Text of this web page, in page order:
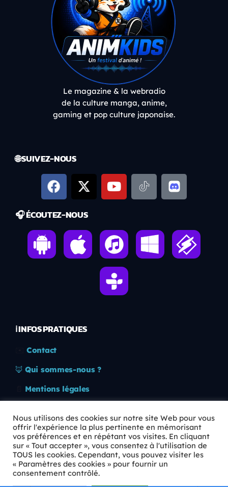
Le magazine & la webradio
de la culture manga, anime,
gaming et pop culture japonaise.
🌐 SUIVEZ-NOUS
🎧 ÉCOUTEZ-NOUS
ℹ️ INFOS PRATIQUES
Contact
🦊 Qui sommes-nous ?
Mentions légales
🛡️ RGPD
Copyright © 2026 Animkids. Tous droits réservés.
Nous utilisons des cookies sur notre site Web pour vous
offrir l'expérience la plus pertinente en mémorisant
vos préférences et en répétant vos visites. En cliquant
sur « Tout accepter », vous consentez à l'utilisation de
TOUS les cookies. Cependant, vous pouvez visiter les
« Paramètres des cookies » pour fournir un
consentement contrôlé.